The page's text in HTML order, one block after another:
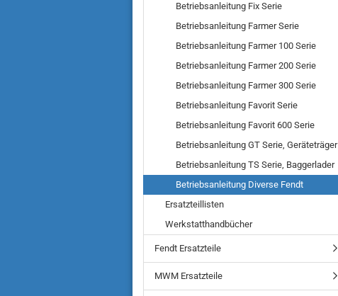
Betriebsanleitung Fix Serie
Betriebsanleitung Farmer Serie
Betriebsanleitung Farmer 100 Serie
Betriebsanleitung Farmer 200 Serie
Betriebsanleitung Farmer 300 Serie
Betriebsanleitung Favorit Serie
Betriebsanleitung Favorit 600 Serie
Betriebsanleitung GT Serie, Geräteträger
Betriebsanleitung TS Serie, Baggerlader
Betriebsanleitung Diverse Fendt
Ersatzteillisten
Werkstatthandbücher
Fendt Ersatzteile
MWM Ersatzteile